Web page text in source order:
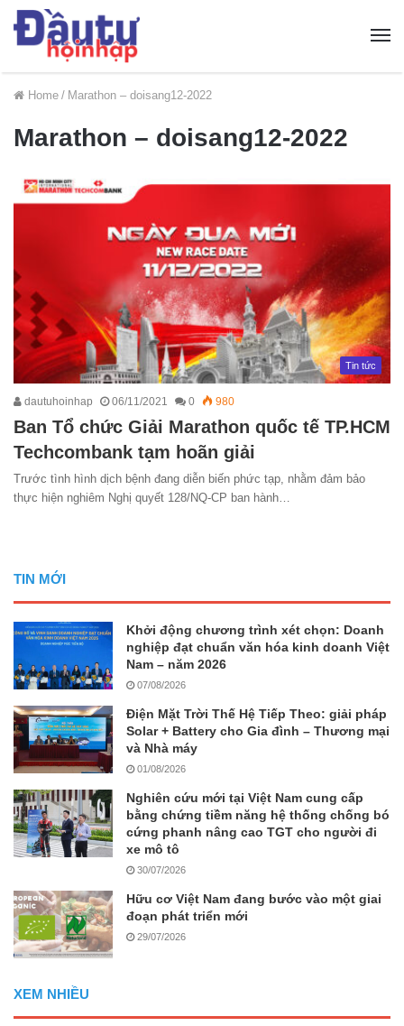
Home / Marathon – doisang12-2022
Marathon – doisang12-2022
Tin tức
dautuhoinhap 06/11/2021 0 980
Ban Tổ chức Giải Marathon quốc tế TP.HCM
Techcombank tạm hoãn giải
Trước tình hình dịch bệnh đang diễn biến phức tạp, nhằm đảm bảo
thực hiện nghiêm Nghị quyết 128/NQ-CP ban hành…
TIN MỚI
Khởi động chương trình xét chọn: Doanh
nghiệp đạt chuẩn văn hóa kinh doanh Việt
Nam – năm 2026
07/08/2026
Điện Mặt Trời Thế Hệ Tiếp Theo: giải pháp
Solar + Battery cho Gia đình – Thương mại
và Nhà máy
01/08/2026
Nghiên cứu mới tại Việt Nam cung cấp
bằng chứng tiềm năng hệ thống chống bó
cứng phanh nâng cao TGT cho người đi
xe mô tô
30/07/2026
Hữu cơ Việt Nam đang bước vào một giai
đoạn phát triển mới
29/07/2026
XEM NHIỀU